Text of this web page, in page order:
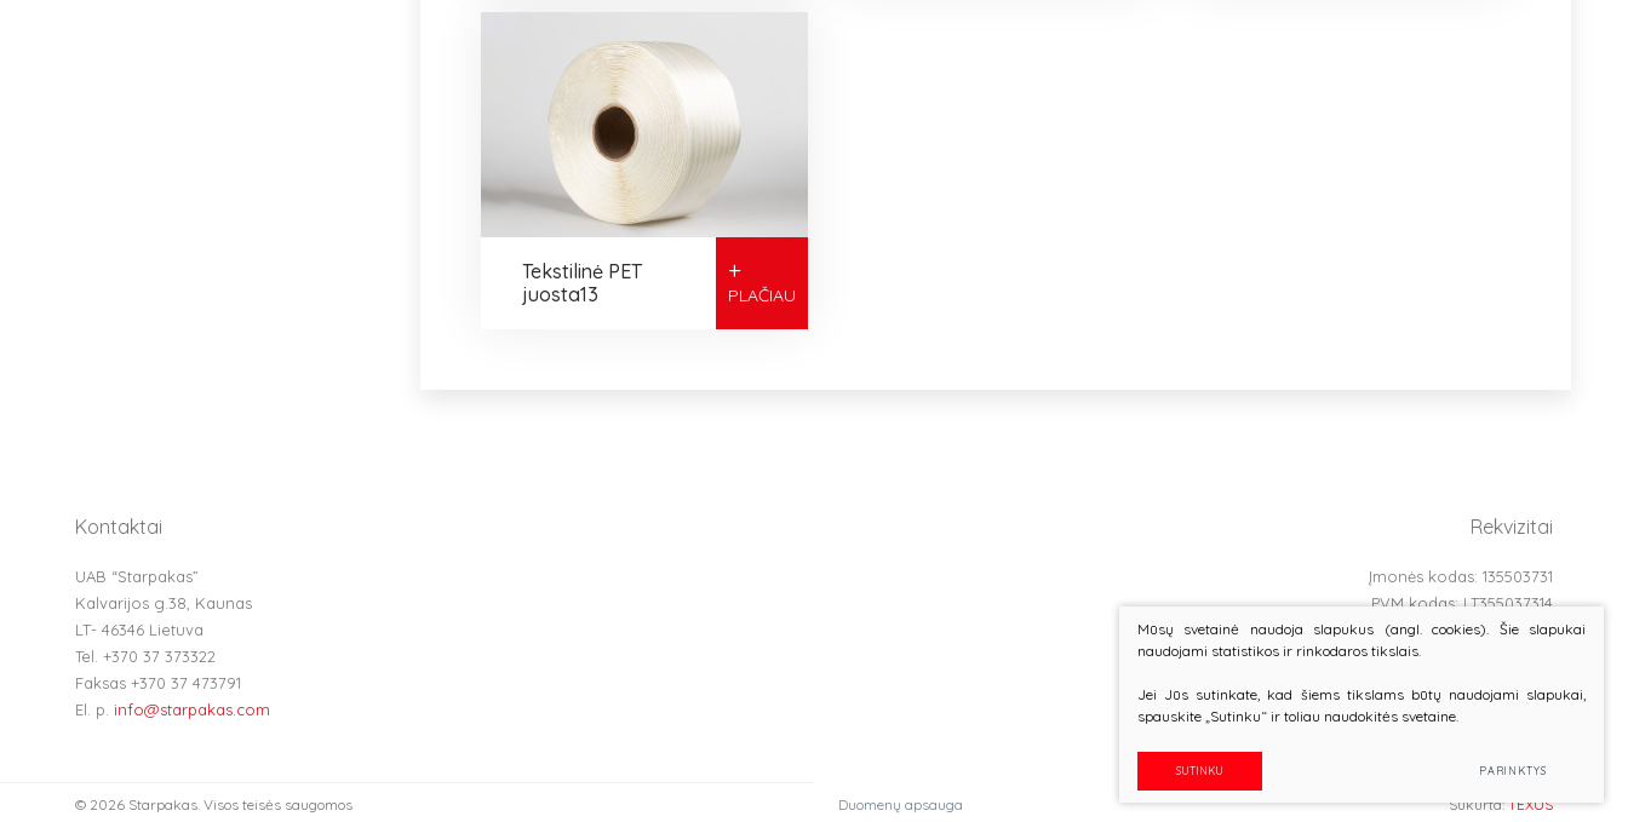
Tekstilinė PET
juosta13
+
PLAČIAU
Kontaktai
UAB “Starpakas”
Kalvarijos g.38, Kaunas
LT- 46346 Lietuva
Tel. +370 37 373322
Faksas +370 37 473791
El. p. info@starpakas.com
Rekvizitai
Įmonės kodas: 135503731
PVM kodas: LT355037314
Bankas: AB SEB bankas
Banko kodas: 70440
Įregistruota LR Ūkio ministerijoje Nr.BĮ 2000-81
© 2026 Starpakas. Visos teisės saugomos Duomenų apsauga Sukurta:TEXUS
Mūsų svetainė naudoja slapukus (angl. cookies). Šie slapukai
naudojami statistikos ir rinkodaros tikslais.
Jei Jūs sutinkate, kad šiems tikslams būtų naudojami slapukai,
spauskite „Sutinku“ ir toliau naudokitės svetaine.
SUTINKU PARINKTYS